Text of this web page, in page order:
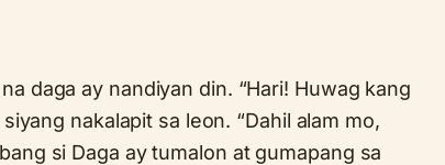
daga ay nandiyan din. “Hari! Huwag kang
nakalapit sa leon. “Dahil alam mo,
si Daga ay tumalon at gumapang sa